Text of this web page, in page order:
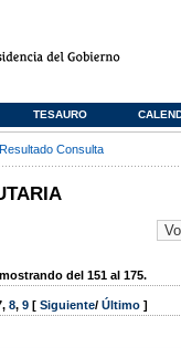
TESAURO
Resultado Consulta
del 151 al 175.
, 8, 9 [ Siguiente/ Último ]